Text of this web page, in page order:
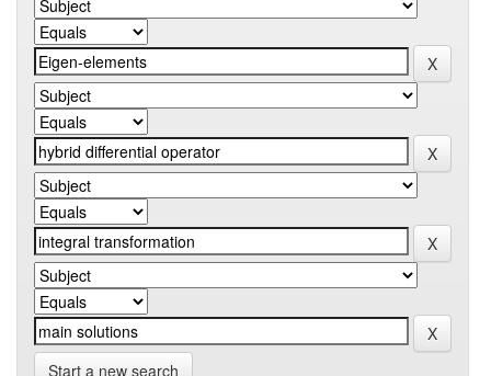
Start a new search